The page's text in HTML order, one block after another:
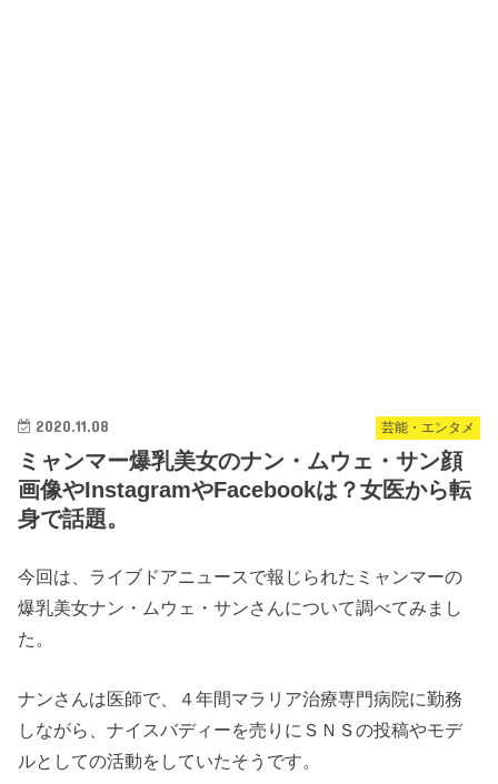
芸能・エンタメ
2020.11.08
ミャンマー爆乳美女のナン・ムウェ・サン顔
画像やInstagramやFacebookは？女医から転
身で話題。
今回は、ライブドアニュースで報じられたミャンマーの
爆乳美女ナン・ムウェ・サンさんについて調べてみまし
た。
ナンさんは医師で、４年間マラリア治療専門病院に勤務
しながら、ナイスバディーを売りにＳＮＳの投稿やモデ
ルとしての活動をしていたそうです。